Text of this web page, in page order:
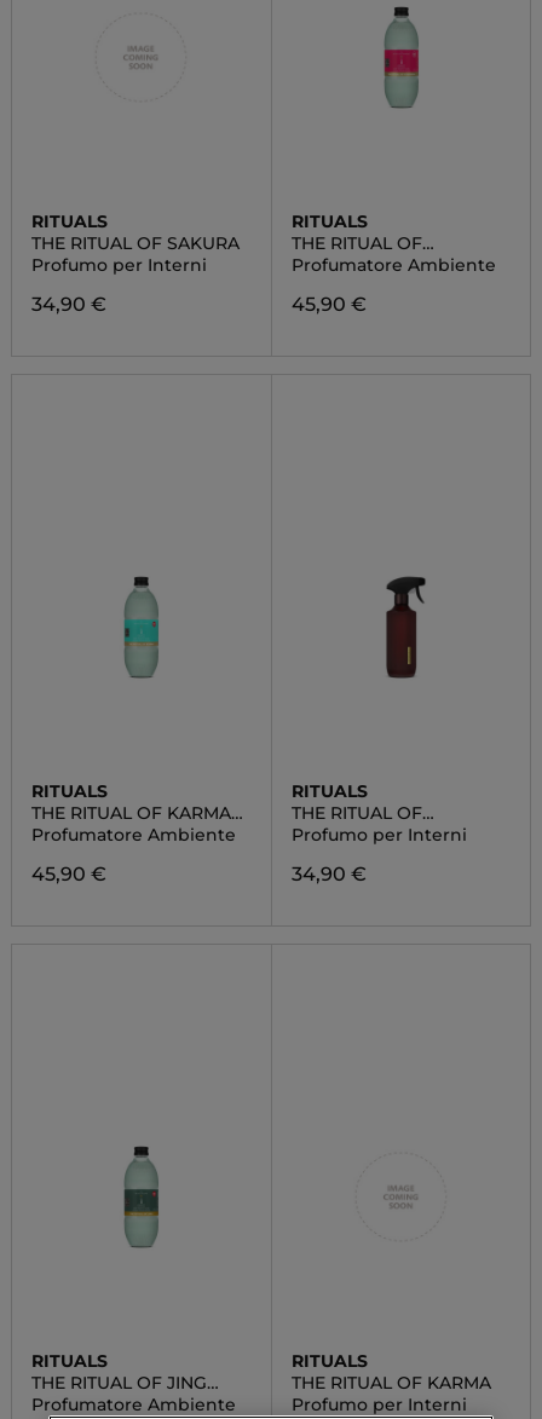
RITUALS
THE RITUAL OF SAKURA
Profumo per Interni
34,90 €
RITUALS
THE RITUAL OF
AYURVEDA FRAGRANCE
STICKS
Profumatore Ambiente
45,90 €
RITUALS
THE RITUAL OF KARMA
FRAGRANCE STICKS
Profumatore Ambiente
45,90 €
RITUALS
THE RITUAL OF
AYURVEDA
Profumo per Interni
34,90 €
RITUALS
THE RITUAL OF JING
FRAGRANCE STICKS
Profumatore Ambiente
RITUALS
THE RITUAL OF KARMA
Profumo per Interni